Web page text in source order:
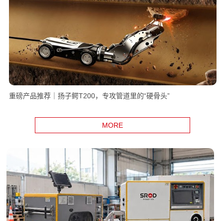
重磅产品推荐｜扬子鳄T200，专攻管道里的“硬骨头”
MORE